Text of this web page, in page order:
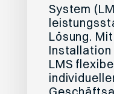
System
Lösung.
Installation
LMS